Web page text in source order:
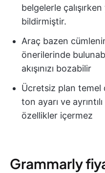
belgelerle çalışırken
bildirmiştir.
Araç bazen
önerilerinde
akışınızı bozabilir
Ücretsiz plan temel
ton ayarı ve
özellikler içermez
Grammarly